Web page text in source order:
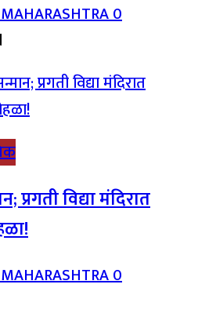
0
प्रगती विद्या मंदिरात
0